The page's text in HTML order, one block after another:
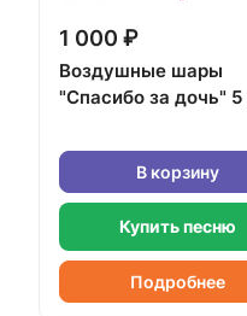
1 000 ₽
Воздушные шары
"Спасибо за дочь"
В корзину
Купить песню
Подробнее